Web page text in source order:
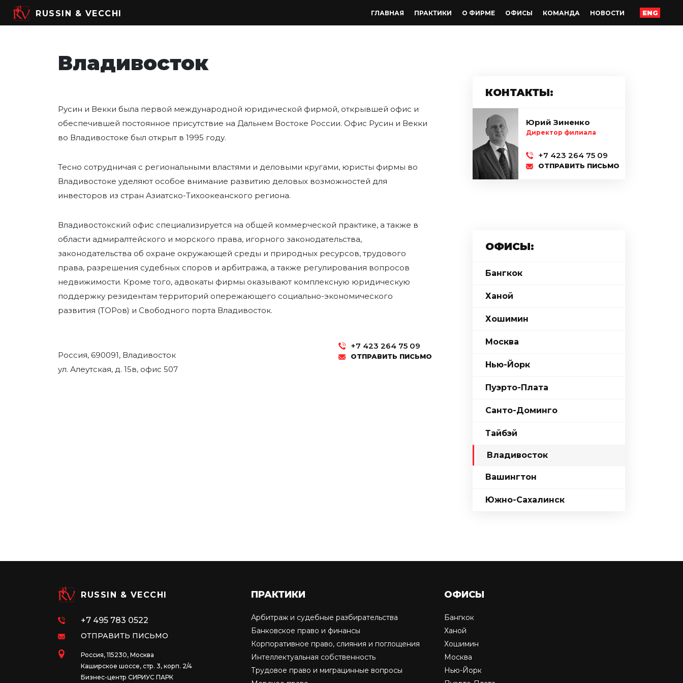
Skip
RUSSIN & VECCHI ГЛАВНАЯ ПРАКТИКИ О ФИРМЕ ОФИСЫ КОМАНДА НОВОСТИ ENG
Владивосток
Русин и Векки была первой международной юридической фирмой, открывшей офис и
обеспечившей постоянное присутствие на Дальнем Востоке России. Офис Русин и Векки
во Владивостоке был открыт в 1995 году.
Тесно сотрудничая с региональными властями и деловыми кругами, юристы фирмы во
Владивостоке уделяют особое внимание развитию деловых возможностей для
инвесторов из стран Азиатско-Тихоокеанского региона.
Владивостокский офис специализируется на общей коммерческой практике, а также в
области адмиралтейского и морского права, игорного законодательства,
законодательства об охране окружающей среды и природных ресурсов, трудового
права, разрешения судебных споров и арбитража, а также регулирования вопросов
недвижимости. Кроме того, адвокаты фирмы оказывают комплексную юридическую
поддержку резидентам территорий опережающего социально-экономического
развития (ТОРов) и Свободного порта Владивосток.
Россия, 690091, Владивосток
ул. Алеутская, д. 15в, офис 507
+7 423 264 75 09
ОТПРАВИТЬ ПИСЬМО
КОНТАКТЫ:
Юрий Зиненко
Директор филиала
+7 423 264 75 09
ОТПРАВИТЬ ПИСЬМО
ОФИСЫ:
Бангкок
Ханой
Хошимин
Москва
Нью-Йорк
Пуэрто-Плата
Санто-Доминго
Тайбэй
Владивосток
Вашингтон
Южно-Сахалинск
RUSSIN & VECCHI
+7 495 783 0522
ОТПРАВИТЬ ПИСЬМО
Россия, 115230, Москва
Каширское шоссе, стр. 3, корп. 2/4
Бизнес-центр СИРИУС ПАРК
ПРАКТИКИ
Арбитраж и судебные разбирательства
Банковское право и финансы
Корпоративное право, слияния и поглощения
Интеллектуальная собственность
Трудовое право и миграцинные вопросы
ОФИСЫ
Бангкок
Ханой
Хошимин
Москва
Нью-Йорк